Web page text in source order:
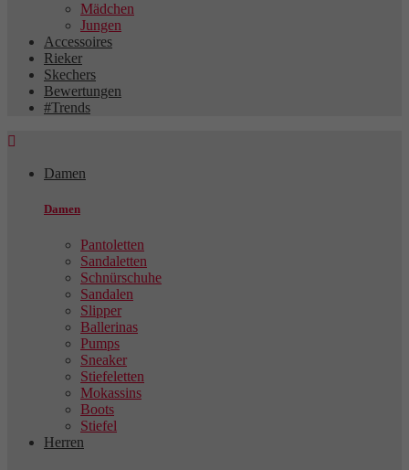
Mädchen
Jungen
Accessoires
Rieker
Skechers
Bewertungen
#Trends

Damen
Damen
Pantoletten
Sandaletten
Schnürschuhe
Sandalen
Slipper
Ballerinas
Pumps
Sneaker
Stiefeletten
Mokassins
Boots
Stiefel
Herren